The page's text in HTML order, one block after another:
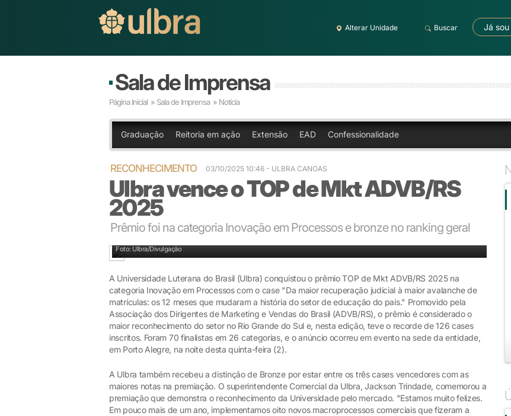
Alterar Unidade Buscar Já
Sala de Imprensa
Página Inicial » Sala de Imprensa » Notícia
Graduação Reitoria em ação Extensão EAD Confessionalidade
RECONHECIMENTO 03/10/2025 10:46 - ULBRA CANOAS
Ulbra vence o TOP de Mkt ADVB/RS
2025
Prêmio foi na categoria Inovação em Processos e bronze no ranking geral
Foto: Ulbra/Divulgação
A Universidade Luterana do Brasil (Ulbra) conquistou o prêmio TOP de Mkt ADVB/RS 2025 na
categoria Inovação em Processos com o case "Da maior recuperação judicial à maior avalanche de
matrículas: os 12 meses que mudaram a história do setor de educação do país." Promovido pela
Associação dos Dirigentes de Marketing e Vendas do Brasil (ADVB/RS), o prêmio é considerado o
maior reconhecimento do setor no Rio Grande do Sul e, nesta edição, teve o recorde de 126 cases
inscritos. Foram 70 finalistas em 26 categorias, e o anúncio ocorreu em evento na sede da entidade,
em Porto Alegre, na noite desta quinta-feira (2).
A Ulbra também recebeu a distinção de Bronze por estar entre os três cases vencedores com as
maiores notas na premiação. O superintendente Comercial da Ulbra, Jackson Trindade, comemorou a
premiação que demonstra o reconhecimento da Universidade pelo mercado. "Estamos muito felizes.
Em pouco mais de um ano, implementamos oito novos macroprocessos comerciais que fizeram a